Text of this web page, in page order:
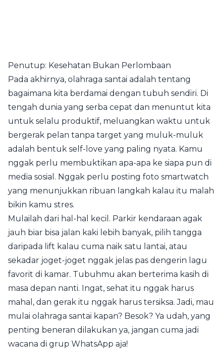
Penutup: Kesehatan Bukan Perlombaan
Pada akhirnya, olahraga santai adalah tentang
bagaimana kita berdamai dengan tubuh sendiri. Di
tengah dunia yang serba cepat dan menuntut kita
untuk selalu produktif, meluangkan waktu untuk
bergerak pelan tanpa target yang muluk-muluk
adalah bentuk self-love yang paling nyata. Kamu
nggak perlu membuktikan apa-apa ke siapa pun di
media sosial. Nggak perlu posting foto smartwatch
yang menunjukkan ribuan langkah kalau itu malah
bikin kamu stres.
Mulailah dari hal-hal kecil. Parkir kendaraan agak
jauh biar bisa jalan kaki lebih banyak, pilih tangga
daripada lift kalau cuma naik satu lantai, atau
sekadar joget-joget nggak jelas pas dengerin lagu
favorit di kamar. Tubuhmu akan berterima kasih di
masa depan nanti. Ingat, sehat itu nggak harus
mahal, dan gerak itu nggak harus tersiksa. Jadi, mau
mulai olahraga santai kapan? Besok? Ya udah, yang
penting beneran dilakukan ya, jangan cuma jadi
wacana di grup WhatsApp aja!